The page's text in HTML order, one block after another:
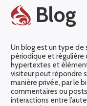
Blog
Un blog est un type de
périodique et régulière
hypertextes et
visiteur peut répondre
manière privée, par le
commentaires ou
interactions entre